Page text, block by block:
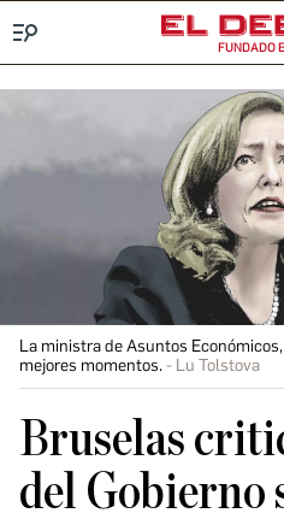
FUNDADO
La ministra de Asuntos
mejores momentos.
Lu Tolstova
Bruselas
del Gobierno